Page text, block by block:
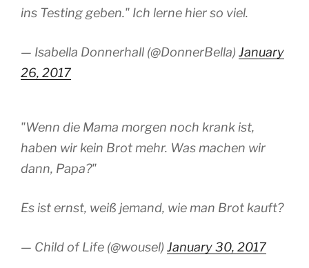
ins Testing geben." Ich lerne hier so viel.
— Isabella Donnerhall (@DonnerBella) January
26, 2017
"Wenn die Mama morgen noch krank ist,
haben wir kein Brot mehr. Was machen wir
dann, Papa?"
Es ist ernst, weiß jemand, wie man Brot kauft?
— Child of Life (@wousel) January 30, 2017